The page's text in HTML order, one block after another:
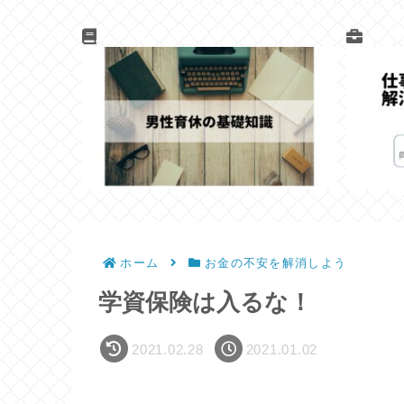
ホーム お金の不安を解消しよう
学資保険は入るな！
2021.02.28 2021.01.02